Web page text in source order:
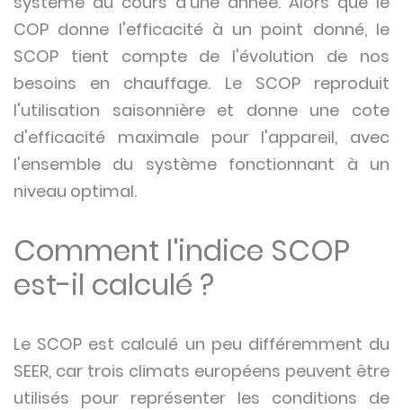
COP donne l'efficacité à un point donné, le
SCOP tient compte de l'évolution de nos
besoins en chauffage. Le SCOP reproduit
l'utilisation saisonnière et donne une cote
d'efficacité maximale pour l'appareil, avec
l'ensemble du système fonctionnant à un
niveau optimal.
Comment l'indice SCOP
est-il calculé ?
Le SCOP est calculé un peu différemment du
SEER, car trois climats européens peuvent être
utilisés pour représenter les conditions de